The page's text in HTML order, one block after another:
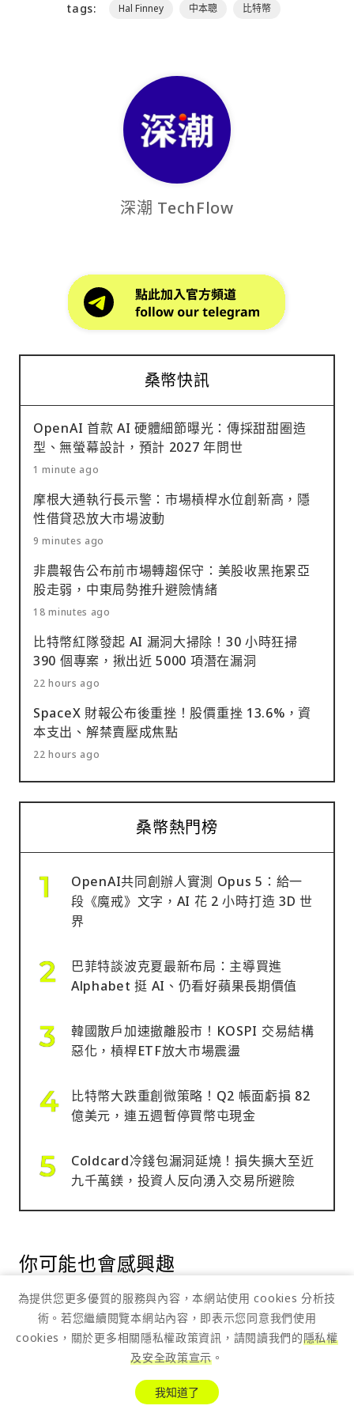
tags: Hal Finney 中本聰 比特幣
深潮 TechFlow
桑幣快訊
OpenAI 首款 AI 硬體細節曝光：傳採甜甜圈造
型、無螢幕設計，預計 2027 年問世
1 minute ago
摩根大通執行長示警：市場槓桿水位創新高，隱
性借貸恐放大市場波動
9 minutes ago
非農報告公布前市場轉趨保守：美股收黑拖累亞
股走弱，中東局勢推升避險情緒
18 minutes ago
比特幣紅隊發起 AI 漏洞大掃除！30 小時狂掃
390 個專案，揪出近 5000 項潛在漏洞
22 hours ago
SpaceX 財報公布後重挫！股價重挫 13.6%，資
本支出、解禁賣壓成焦點
22 hours ago
桑幣熱門榜
OpenAI共同創辦人實測 Opus 5：給一
段《魔戒》文字，AI 花 2 小時打造 3D 世
界
巴菲特談波克夏最新布局：主導買進
Alphabet 挺 AI、仍看好蘋果長期價值
韓國散戶加速撤離股市！KOSPI 交易結構
惡化，槓桿ETF放大市場震盪
比特幣大跌重創微策略！Q2 帳面虧損 82
億美元，連五週暫停買幣屯現金
Coldcard冷錢包漏洞延燒！損失擴大至近
九千萬鎂，投資人反向湧入交易所避險
你可能也會感興趣
為提供您更多優質的服務與內容，本網站使用 cookies 分析技
術。若您繼續閱覽本網站內容，即表示您同意我們使用
cookies，關於更多相關隱私權政策資訊，請閱讀我們的隱私權
及安全政策宣示 。
我知道了